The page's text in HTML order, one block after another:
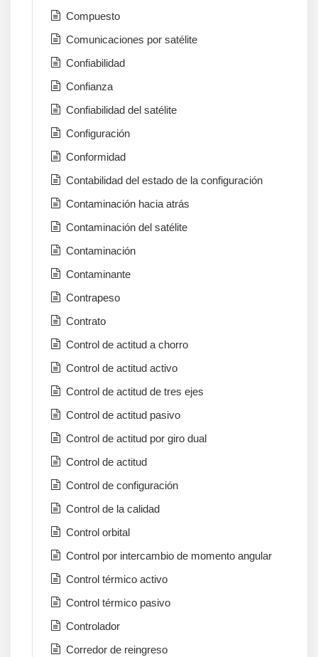
Compuesto
Comunicaciones por satélite
Confiabilidad
Confianza
Confiabilidad del satélite
Configuración
Conformidad
Contabilidad del estado de la configuración
Contaminación hacia atrás
Contaminación del satélite
Contaminación
Contaminante
Contrapeso
Contrato
Control de actitud a chorro
Control de actitud activo
Control de actitud de tres ejes
Control de actitud pasivo
Control de actitud por giro dual
Control de actitud
Control de configuración
Control de la calidad
Control orbital
Control por intercambio de momento angular
Control térmico activo
Control térmico pasivo
Controlador
Corredor de reingreso